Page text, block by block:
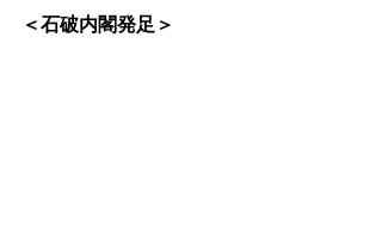
＜石破内閣発足＞